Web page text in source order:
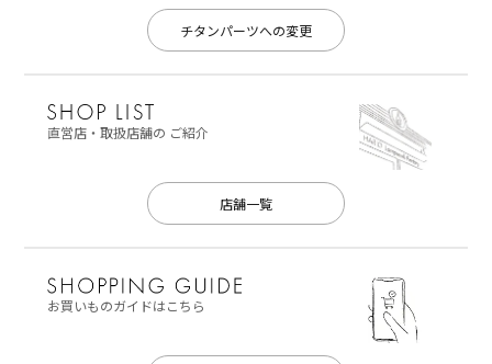
チタンパーツへの変更
直営店・取扱店舗の ご紹介
店舗一覧
お買いものガイドはこちら